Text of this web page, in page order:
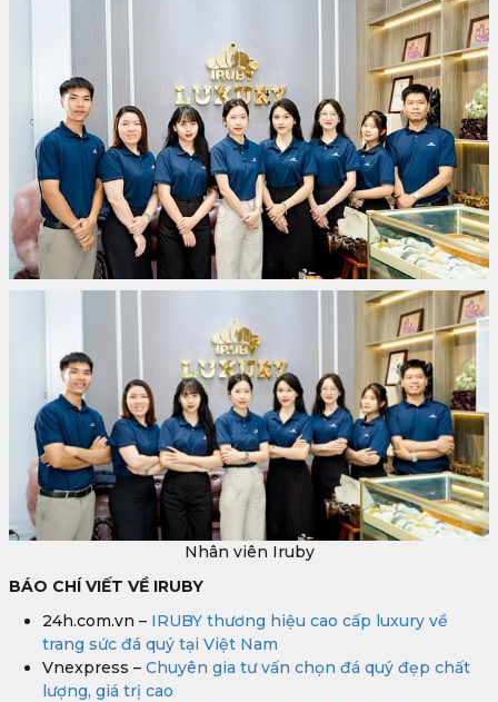
Nhân viên Iruby
BÁO CHÍ VIẾT VỀ IRUBY
24h.com.vn – IRUBY thương hiệu cao cấp luxury về
trang sức đá quý tại Việt Nam
Vnexpress – Chuyên gia tư vấn chọn đá quý đẹp chất
lượng, giá trị cao